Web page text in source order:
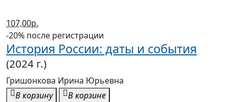
107,00р.
-20% после регистрации
История России: даты и события
(2024 г.)
Гришонкова Ирина Юрьевна
В корзину
В корзине